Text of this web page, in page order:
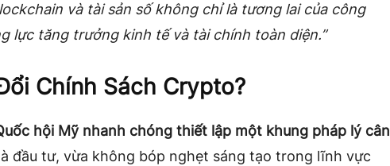
và tài sản số không chỉ là tương lai của công
lực tăng trưởng kinh tế và tài chính toàn diện.”
Chính Sách Crypto?
hội Mỹ nhanh chóng thiết lập một khung pháp lý cân
đầu tư, vừa không bóp nghẹt sáng tạo trong lĩnh vực